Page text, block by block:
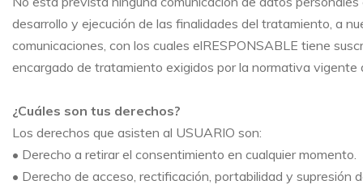
desarrollo y ejecución de las finalidades del tratamiento, a
comunicaciones, con los cuales elRESPONSABLE tiene
encargado de tratamiento exigidos por la normativa vigente
¿Cuáles son tus derechos?
Los derechos que asisten al USUARIO son:
• Derecho a retirar el consentimiento en cualquier momento.
• Derecho de acceso, rectificación, portabilidad y supresión